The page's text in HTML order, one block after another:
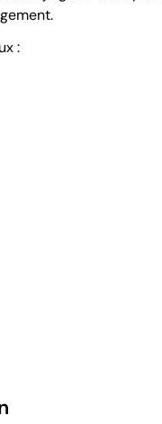
: